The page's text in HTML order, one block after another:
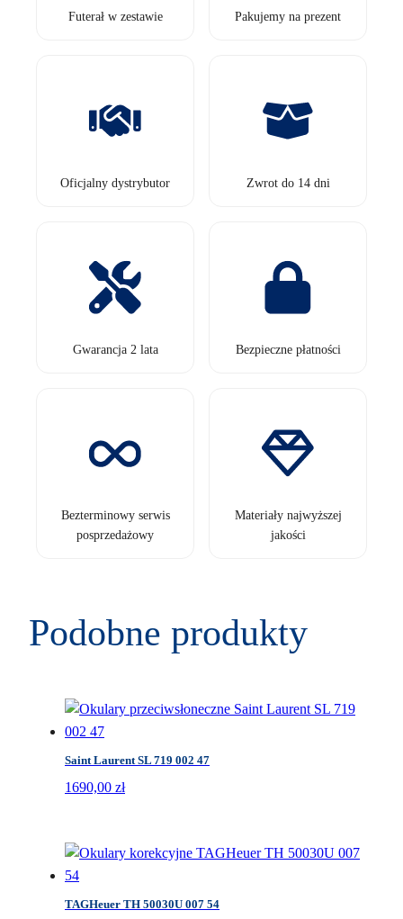
Futerał w zestawie Pakujemy na prezent
Oficjalny dystrybutor Zwrot do 14 dni
Gwarancja 2 lata Bezpieczne płatności
Bezterminowy serwis
posprzedażowy
Materiały najwyższej
jakości
Podobne produkty
Saint Laurent SL 719 002 47
1690,00 zł
TAGHeuer TH 50030U 007 54